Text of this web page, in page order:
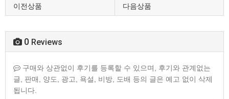
이전상품 다음상품
0 Reviews
구매와 상관없이 후기를 등록할 수 있으며, 후기와 관계없는
글, 판매, 양도, 광고, 욕설, 비방, 도배 등의 글은 예고 없이 삭제
됩니다.